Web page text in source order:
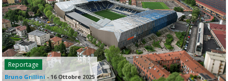
Reportage
Bruno Grillini - 16 Ottobre 2025